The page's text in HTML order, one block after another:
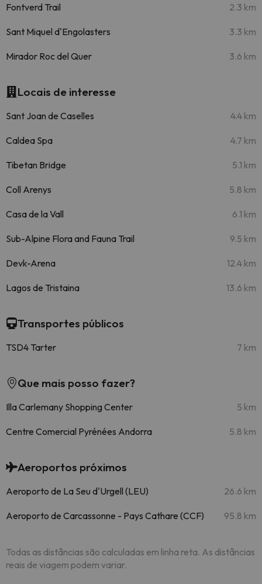
Fontverd Trail 2.3 km
Sant Miquel d'Engolasters 3.3 km
Mirador Roc del Quer 3.6 km
Locais de interesse
Sant Joan de Caselles 4.4 km
Caldea Spa 4.7 km
Tibetan Bridge 5.1 km
Coll Arenys 5.8 km
Casa de la Vall 6.1 km
Sub-Alpine Flora and Fauna Trail 9.5 km
Devk-Arena 12.4 km
Lagos de Tristaina 13.6 km
Transportes públicos
TSD4 Tarter 7 km
Que mais posso fazer?
Illa Carlemany Shopping Center 5 km
Centre Comercial Pyrénées Andorra 5.8 km
Aeroportos próximos
Aeroporto de La Seu d'Urgell (LEU) 26.6 km
Aeroporto de Carcassonne - Pays Cathare (CCF) 95.8 km
Todas as distâncias são calculadas em linha reta. As distâncias
reais de viagem podem variar.